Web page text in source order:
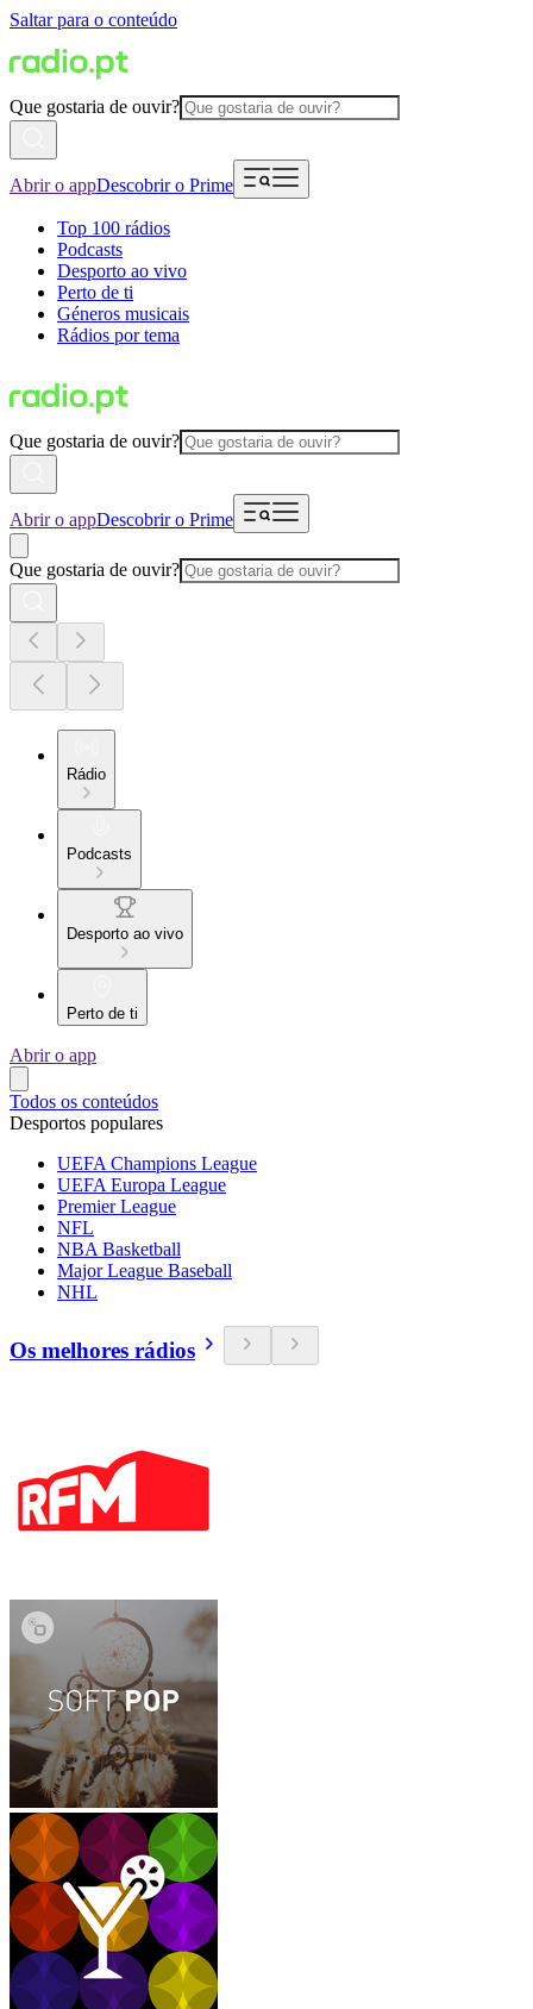
Saltar para o conteúdo
Que gostaria de ouvir?
Abrir o appDescobrir o Prime
Top 100 rádios
Podcasts
Desporto ao vivo
Perto de ti
Géneros musicais
Rádios por tema
Que gostaria de ouvir?
Abrir o appDescobrir o Prime
Que gostaria de ouvir?
Rádio
Podcasts
Desporto ao vivo
Perto de ti
Abrir o app
Todos os conteúdos
Desportos populares
UEFA Champions League
UEFA Europa League
Premier League
NFL
NBA Basketball
Major League Baseball
NHL
Os melhores rádios